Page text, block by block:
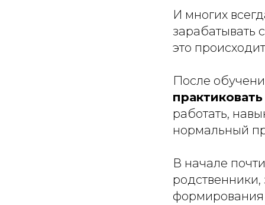
И многих
зарабатывать
это
После
работать,
нормальный
В начале
формирования